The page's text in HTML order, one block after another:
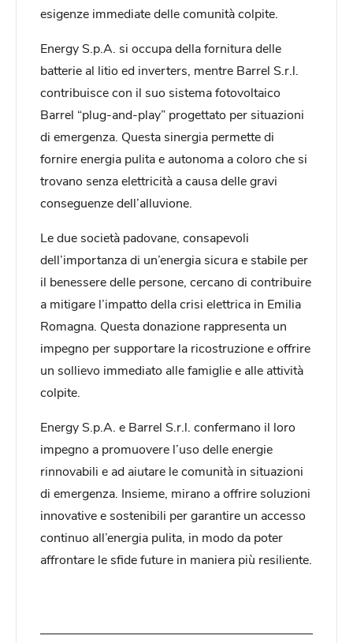
esigenze immediate delle comunità colpite.
Energy S.p.A. si occupa della fornitura delle
batterie al litio ed inverters, mentre Barrel S.r.l.
contribuisce con il suo sistema fotovoltaico
Barrel “plug-and-play” progettato per situazioni
di emergenza. Questa sinergia permette di
fornire energia pulita e autonoma a coloro che si
trovano senza elettricità a causa delle gravi
conseguenze dell’alluvione.
Le due società padovane, consapevoli
dell’importanza di un’energia sicura e stabile per
il benessere delle persone, cercano di contribuire
a mitigare l’impatto della crisi elettrica in Emilia
Romagna. Questa donazione rappresenta un
impegno per supportare la ricostruzione e offrire
un sollievo immediato alle famiglie e alle attività
colpite.
Energy S.p.A. e Barrel S.r.l. confermano il loro
impegno a promuovere l’uso delle energie
rinnovabili e ad aiutare le comunità in situazioni
di emergenza. Insieme, mirano a offrire soluzioni
innovative e sostenibili per garantire un accesso
continuo all’energia pulita, in modo da poter
affrontare le sfide future in maniera più resiliente.